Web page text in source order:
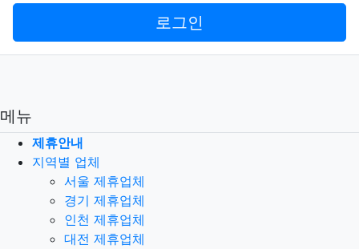
로그인
메뉴
제휴안내
지역별 업체
서울 제휴업체
경기 제휴업체
인천 제휴업체
대전 제휴업체